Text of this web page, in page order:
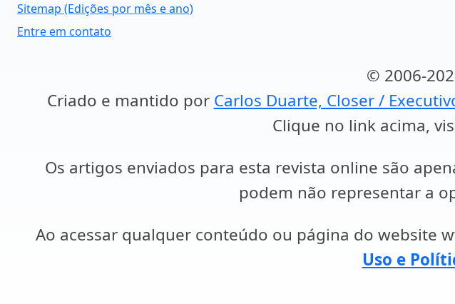
Sitemap (Edições por mês e ano)
Entre em contato
© 2006-
Criado e mantido por Carlos Duarte, Closer /
Clique no link acima,
Os artigos enviados para esta revista online são
podem não representar a
Ao acessar qualquer conteúdo ou página do website
Uso e